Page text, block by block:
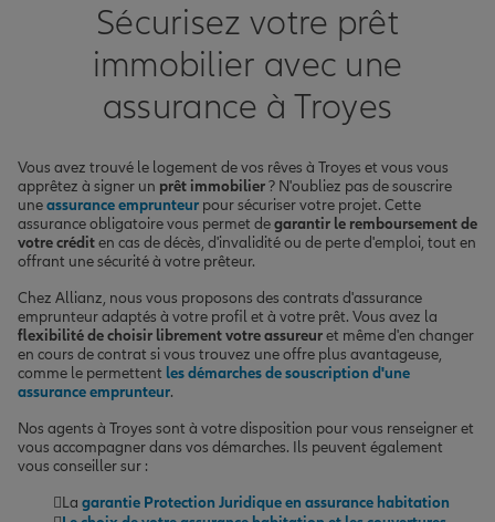
Sécurisez votre prêt
immobilier avec une
assurance à Troyes
Vous avez trouvé le logement de vos rêves à Troyes et vous vous
apprêtez à signer un prêt immobilier? N'oubliez pas de souscrire
uneassurance emprunteur pour sécuriser votre projet. Cette
assurance obligatoire vous permet degarantir le remboursement de
votre créditen cas de décès, d'invalidité ou de perte d'emploi, tout en
offrant une sécurité à votre prêteur.
Chez Allianz, nous vous proposons des contrats d'assurance
emprunteur adaptés à votre profil et à votre prêt. Vous avez la
flexibilité de choisir librement votre assureuret même d'en changer
en cours de contrat si vous trouvez une offre plus avantageuse,
comme le permettent les démarches de souscription d'une
assurance emprunteur.
Nos agents à Troyes sont à votre disposition pour vous renseigner et
vous accompagner dans vos démarches. Ils peuvent également
vous conseiller sur :
La garantie Protection Juridique en assurance habitation